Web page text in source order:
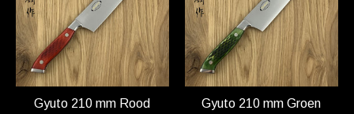
Gyuto 210 mm Rood
Gyuto 210 mm Groen